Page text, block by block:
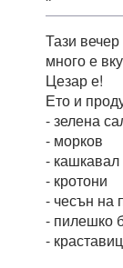
Тази
много е
Цезар е!
Ето и
- зелена
- морков
- кашкавал
- кротони
- чесън на
- пилешко
-